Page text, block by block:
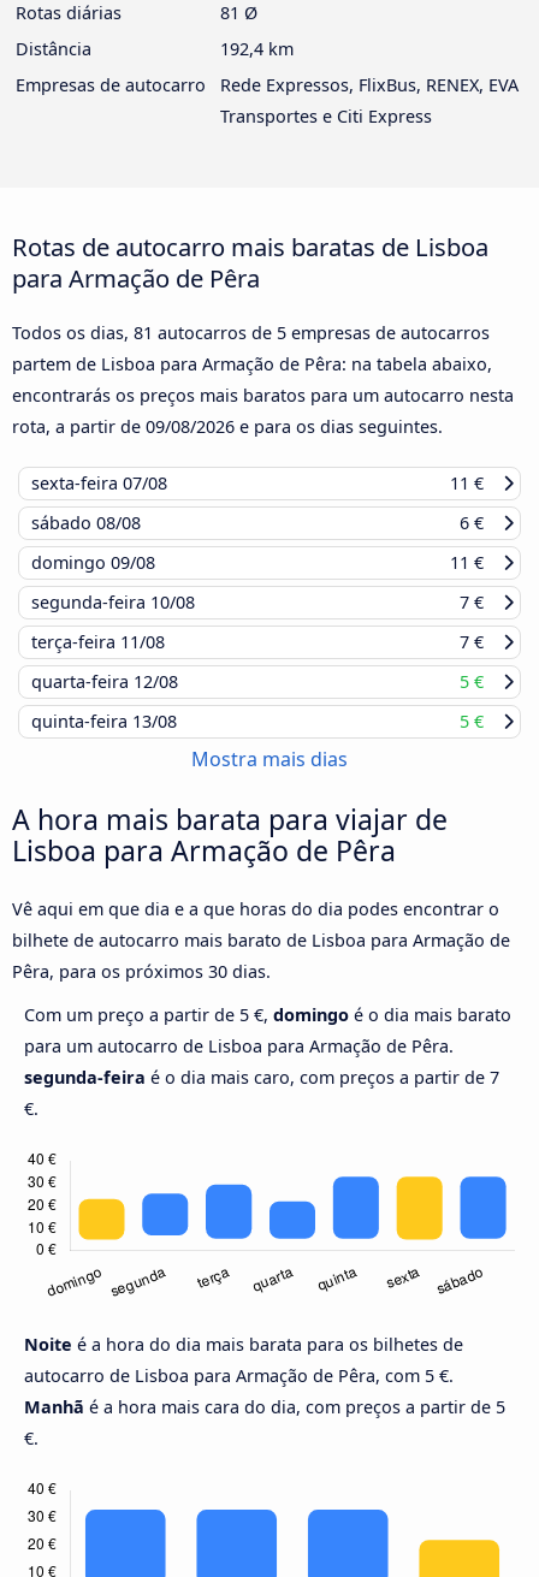
Rotas diárias
81 Ø
Distância
192,4 km
Empresas de autocarro
Rede Expressos, FlixBus, RENEX, EVA
Transportes e Citi Express
Rotas de autocarro mais baratas de Lisboa
para Armação de Pêra
Todos os dias, 81 autocarros de 5 empresas de autocarros
partem de Lisboa para Armação de Pêra: na tabela abaixo,
encontrarás os preços mais baratos para um autocarro nesta
rota, a partir de 09/08/2026 e para os dias seguintes.
sexta-feira 07/08
11 €
sábado 08/08
6 €
domingo 09/08
11 €
segunda-feira 10/08
7 €
terça-feira 11/08
7 €
quarta-feira 12/08
5 €
quinta-feira 13/08 5 €
Mostra mais dias
A hora mais barata para viajar de
Lisboa para Armação de Pêra
Vê aqui em que dia e a que horas do dia podes encontrar o
bilhete de autocarro mais barato de Lisboa para Armação de
Pêra, para os próximos 30 dias.
Com um preço a partir de 5 €, domingo é o dia mais barato
para um autocarro de Lisboa para Armação de Pêra.
segunda-feira é o dia mais caro, com preços a partir de 7
€.
Noite é a hora do dia mais barata para os bilhetes de
autocarro de Lisboa para Armação de Pêra, com 5 €.
Manhã é a hora mais cara do dia, com preços a partir de 5
€.